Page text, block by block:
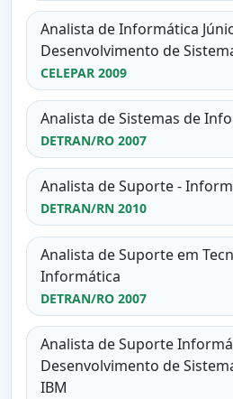
Analista de Informática
Desenvolvimento de
CELEPAR 2009
Analista de Sistemas de
DETRAN/RO 2007
Analista de Suporte -
DETRAN/RN 2010
Analista de Suporte em
Informática
DETRAN/RO 2007
Analista de Suporte
Desenvolvimento de
IBM